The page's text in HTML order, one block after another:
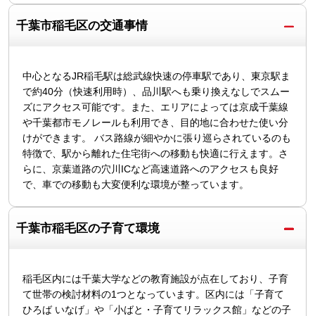
千葉市稲毛区の交通事情
中心となるJR稲毛駅は総武線快速の停車駅であり、東京駅ま
で約40分（快速利用時）、品川駅へも乗り換えなしでスムー
ズにアクセス可能です。また、エリアによっては京成千葉線
や千葉都市モノレールも利用でき、目的地に合わせた使い分
けができます。 バス路線が細やかに張り巡らされているのも
特徴で、駅から離れた住宅街への移動も快適に行えます。さ
らに、京葉道路の穴川ICなど高速道路へのアクセスも良好
で、車での移動も大変便利な環境が整っています。
千葉市稲毛区の子育て環境
稲毛区内には千葉大学などの教育施設が点在しており、子育
て世帯の検討材料の1つとなっています。区内には「子育て
ひろば いなげ」や「小ばと・子育てリラックス館」などの子